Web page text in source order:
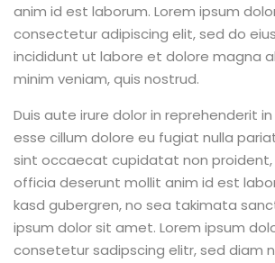
anim id est laborum. Lorem ipsum
consectetur adipiscing elit, sed do
incididunt ut labore et dolore magna
minim veniam, quis nostrud.
Duis aute irure dolor in reprehenderit
esse cillum dolore eu fugiat nulla
sint occaecat cupidatat non proident,
officia deserunt mollit anim id est
kasd gubergren, no sea takimata
ipsum dolor sit amet. Lorem ipsum
consetetur sadipscing elitr, sed diam